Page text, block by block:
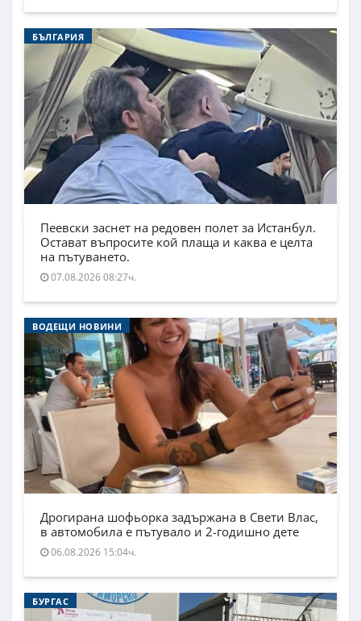
БЪЛГАРИЯ
Пеевски заснет на редовен полет за Истанбул.
Остават въпросите кой плаща и каква е целта
на пътуването.
07.08.2026 08:27ч.
ВОДЕЩИ НОВИНИ
Дрогирана шофьорка задържана в Свети Влас,
в автомобила е пътувало и 2-годишно дете
06.08.2026 15:04ч.
БУРГАС